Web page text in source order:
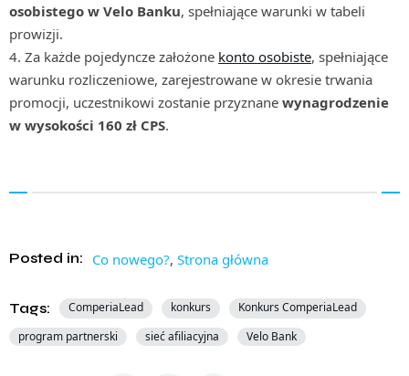
osobistego w Velo Banku, spełniające warunki w tabeli
prowizji.
4. Za każde pojedyncze założone konto osobiste, spełniające
warunku rozliczeniowe, zarejestrowane w okresie trwania
promocji, uczestnikowi zostanie przyznane wynagrodzenie
w wysokości 160 zł CPS.
Posted in: Co nowego?, Strona główna
Tags: ComperiaLead konkurs
Konkurs ComperiaLead
program partnerski
sieć afiliacyjna Velo Bank